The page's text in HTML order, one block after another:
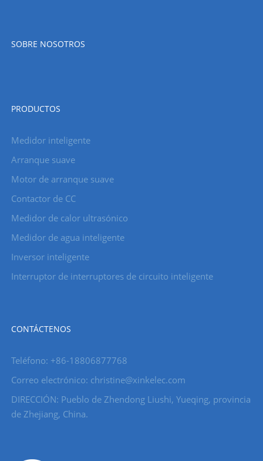
SOBRE NOSOTROS
PRODUCTOS
Medidor inteligente
Arranque suave
Motor de arranque suave
Contactor de CC
Medidor de calor ultrasónico
Medidor de agua inteligente
Inversor inteligente
Interruptor de interruptores de circuito inteligente
CONTÁCTENOS
Teléfono: +86-18806877768
Correo electrónico: christine@xinkelec.com
DIRECCIÓN: Pueblo de Zhendong Liushi, Yueqing, provincia
de Zhejiang, China.